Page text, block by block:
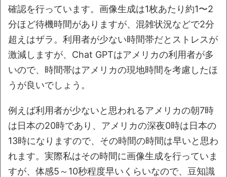
確認を行っています。画像生成は1枚あたり約1〜2
分ほど待機時間がありますが、混雑状況などで2分
超えはザラ。利用者が少ない時間帯だとストレスが
激減しますが、Chat GPTはアメリカの利用者が多
いので、時間帯はアメリカの現地時間を考慮したほ
うが良いでしょう。
例えば利用者が少ないと思われるアメリカの朝7時
は日本の20時であり、アメリカの深夜0時は日本の
13時になりますので、その時間の時間は早いと思わ
れます。実際私はその時間に画像生成を行っていま
すが、体感5～10秒程度早いくらいなので、豆知識